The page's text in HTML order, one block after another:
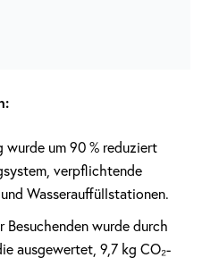
um 90 % reduziert
verpflichtende
Wasserauffüllstationen.
wurde durch
ausgewertet, 9,7 kg CO₂-